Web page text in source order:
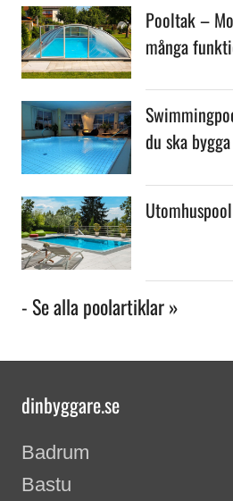
Pooltak –
många
du ska bygga
- Se alla poolartiklar »
dinbyggare.se
Badrum
Bastu